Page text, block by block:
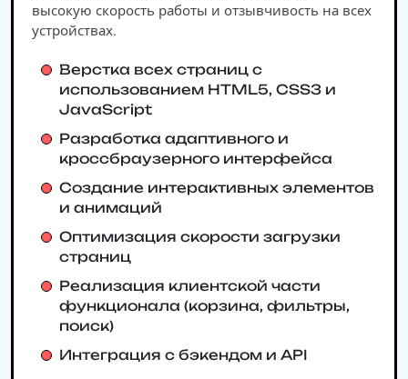
высокую скорость работы и отзывчивость на всех
устройствах.
Верстка всех страниц с
использованием HTML5, CSS3 и
JavaScript
Разработка адаптивного и
кроссбраузерного интерфейса
Создание интерактивных элементов
и анимаций
Оптимизация скорости загрузки
страниц
Реализация клиентской части
функционала (корзина, фильтры,
поиск)
Интеграция с бэкендом и API